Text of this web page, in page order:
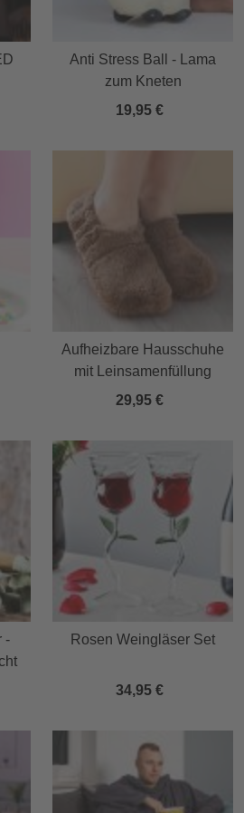
Anti Stress Ball - Lama
zum Kneten
19,95 €
Aufheizbare Hausschuhe
mit Leinsamenfüllung
29,95 €
-
Rosen Weingläser Set
34,95 €